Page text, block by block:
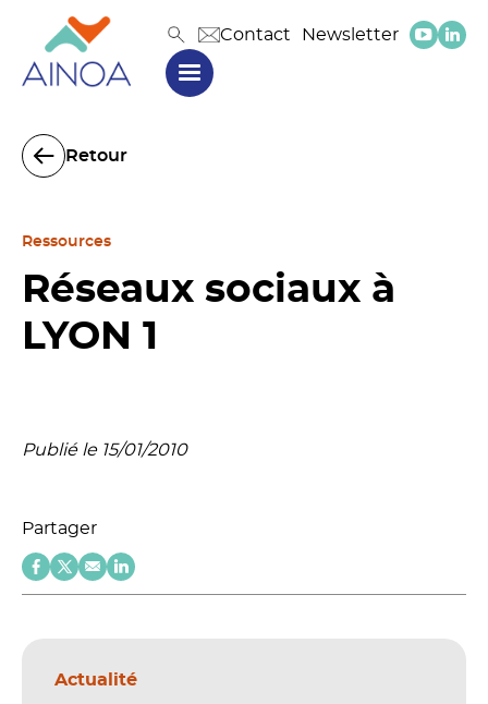
Contact Newsletter
Retour
Ressources
Réseaux sociaux à
LYON 1
Publié le 15/01/2010
Partager
Actualité